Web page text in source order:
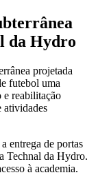
da Hydro
projetada
futebol uma
e reabilitação
atividades
entrega de portas
Technal da Hydro.
à academia.